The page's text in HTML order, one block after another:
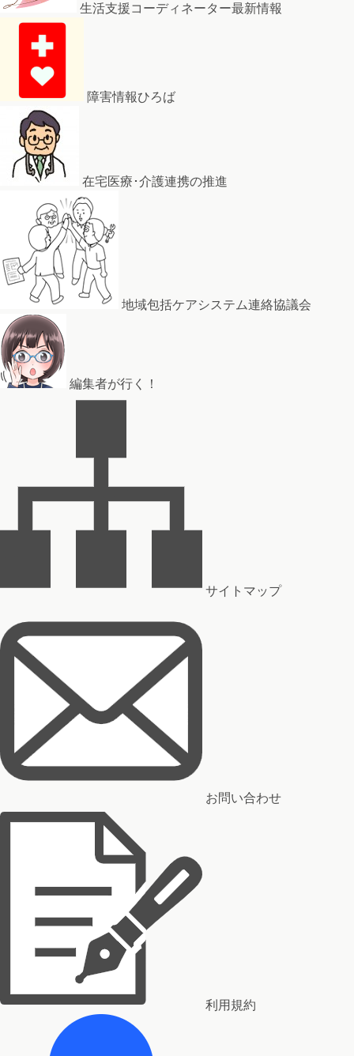
生活支援コーディネーター最新情報
障害情報ひろば
在宅医療･介護連携の推進
地域包括ケアシステム連絡協議会
編集者が行く！
サイトマップ
お問い合わせ
利用規約